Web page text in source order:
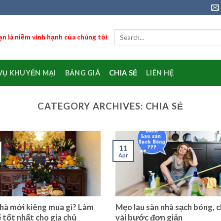
là niềm vinh hạnh của chúng tôi
KHUYẾN MẠI BẢNG GIÁ CHIA SẺ LIÊN HỆ
CATEGORY ARCHIVES: CHIA SẺ
mới kiêng mua gì? Làm
tốt nhất cho gia chủ
Mẹo lau sàn nhà sạch bóng,
vài bước đơn giản
11
Apr